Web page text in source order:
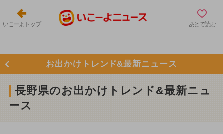
いこーよトップ あとで読む
お出かけトレンド&最新ニュース
長野県のお出かけトレンド&最新ニュ
ース